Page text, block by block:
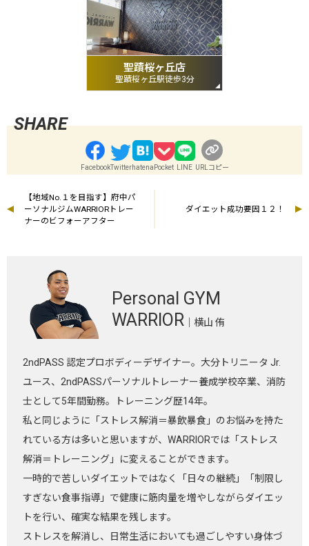
聖蹟桜ヶ丘店
聖蹟桜ヶ丘駅徒歩3分
FacebookTwitterhatena Pocket LINE URLコピー
【地域No.１を目指す】府中パ
ーソナルジムWARRIORトレー
ナーのビフォーアフター
ダイエット成功要因１２！
Personal GYM
WARRIOR ｜横山 侑
2ndPASS 認定プロボディーデザイナー。大分トリニータ Jr.
ユース、2ndPASSパーソナルトレーナー養成学校卒業、消防
士として5年間勤務。トレーニング歴14年。
私と同じように「ストレス解消＝暴飲暴食」のお悩みを持た
れている方は多いと思いますが、WARRIORでは「ストレス
解消＝トレーニング」に変えることができます。
一時的で苦しいダイエットではなく「日々の継続」「制限し
すぎない食事指導」で健康に筋肉量を増やしながらダイエッ
トを行い、確実な結果を残します。
ストレスを解消し、日常生活においても過ごしやすい身体づ